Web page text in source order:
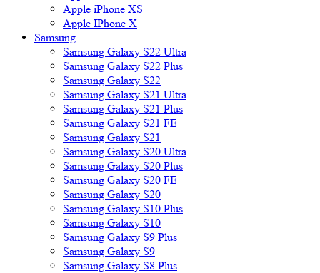
Apple iPhone XS
Apple IPhone X
Samsung
Samsung Galaxy S22 Ultra
Samsung Galaxy S22 Plus
Samsung Galaxy S22
Samsung Galaxy S21 Ultra
Samsung Galaxy S21 Plus
Samsung Galaxy S21 FE
Samsung Galaxy S21
Samsung Galaxy S20 Ultra
Samsung Galaxy S20 Plus
Samsung Galaxy S20 FE
Samsung Galaxy S20
Samsung Galaxy S10 Plus
Samsung Galaxy S10
Samsung Galaxy S9 Plus
Samsung Galaxy S9
Samsung Galaxy S8 Plus